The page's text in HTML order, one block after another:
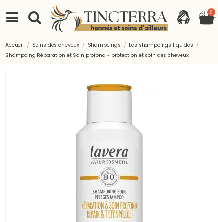
0
Accueil Soins des cheveux Shampoings
Les shampoings liquides
Shampoing Réparation et Soin profond - protection et soin des cheveux